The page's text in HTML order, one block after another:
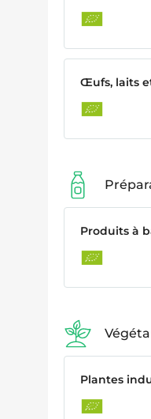
Œufs, laits
Produits à
Plantes